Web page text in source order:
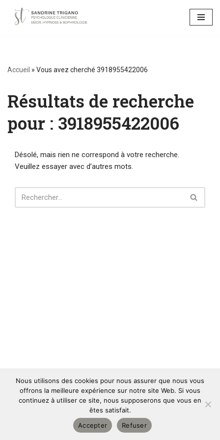
Aller
Accueil » Vous avez cherché 3918955422006
Résultats de recherche
pour : 3918955422006
Désolé, mais rien ne correspond à votre recherche.
Veuillez essayer avec d’autres mots.
Copyright © 2026 | Designed and powered by
Tous droits réservés| Mentions légales
Nous utilisons des cookies pour nous assurer que nous vous
offrons la meilleure expérience sur notre site Web. Si vous
continuez à utiliser ce site, nous supposerons que vous en
êtes satisfait.
Accepter
Refuser